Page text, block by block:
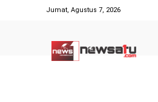
Jumat, Agustus 7, 2026